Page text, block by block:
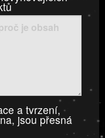
a tvrzení,
jsou přesná